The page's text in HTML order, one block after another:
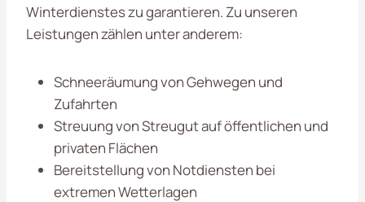
Winterdienstes zu garantieren. Zu unseren
Leistungen zählen unter anderem:
Schneeräumung von Gehwegen und
Zufahrten
Streuung von Streugut auf öffentlichen und
privaten Flächen
Bereitstellung von Notdiensten bei
extremen Wetterlagen